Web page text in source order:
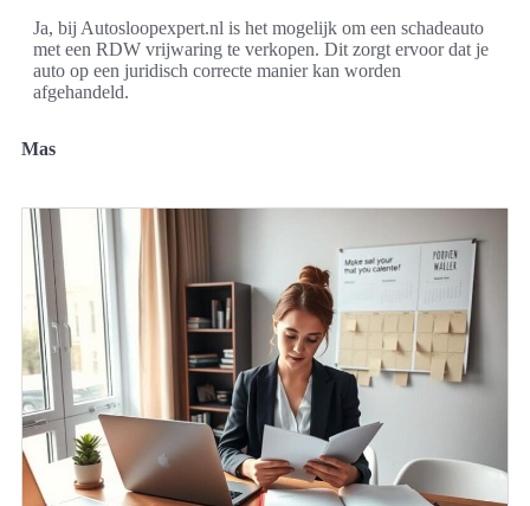
Ja, bij Autosloopexpert.nl is het mogelijk om een schadeauto
met een RDW vrijwaring te verkopen. Dit zorgt ervoor dat je
auto op een juridisch correcte manier kan worden
afgehandeld.
Mas